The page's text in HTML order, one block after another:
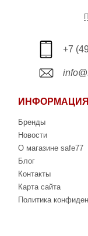
+7
ИНФОРМАЦИЯ
Бренды
Новости
О магазине safe77
Блог
Контакты
Карта сайта
Политика